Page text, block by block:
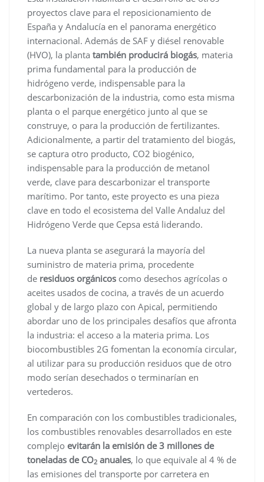
proyectos clave para el reposicionamiento de
España y Andalucía en el panorama energético
internacional. Además de SAF y diésel renovable
(HVO), la planta también producirá biogás, materia
prima fundamental para la producción de
hidrógeno verde, indispensable para la
descarbonización de la industria, como esta misma
planta o el parque energético junto al que se
construye, o para la producción de fertilizantes.
Adicionalmente, a partir del tratamiento del biogás,
se captura otro producto, CO2 biogénico,
indispensable para la producción de metanol
verde, clave para descarbonizar el transporte
marítimo. Por tanto, este proyecto es una pieza
clave en todo el ecosistema del Valle Andaluz del
Hidrógeno Verde que Cepsa está liderando.
La nueva planta se asegurará la mayoría del
suministro de materia prima, procedente
de residuos orgánicos como desechos agrícolas o
aceites usados de cocina, a través de un acuerdo
global y de largo plazo con Apical, permitiendo
abordar uno de los principales desafíos que afronta
la industria: el acceso a la materia prima. Los
biocombustibles 2G fomentan la economía circular,
al utilizar para su producción residuos que de otro
modo serían desechados o terminarían en
vertederos.
En comparación con los combustibles tradicionales,
los combustibles renovables desarrollados en este
complejo evitarán la emisión de 3 millones de
toneladas de CO2 anuales, lo que equivale al 4 % de
las emisiones del transporte por carretera en